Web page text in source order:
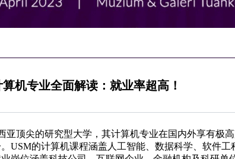
机专业全面解读：就业率超高！
西亚顶尖的研究型大学，其计算机专业在国内外享有极
USM的计算机课程涵盖人工智能、数据科学、软件工